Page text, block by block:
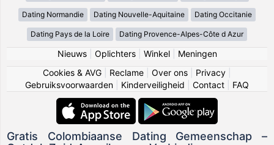
Dating Normandie Dating Nouvelle-Aquitaine Dating Occitanie
Dating Pays de la Loire Dating Provence-Alpes-Côte d Azur
Nieuws| Oplichters| Winkel| Meningen
Cookies & AVG
Reclame Over ons Privacy
Gebruiksvoorwaarden
Kinderveiligheid Contact FAQ
Gratis Colombiaanse Dating Gemeenschap –